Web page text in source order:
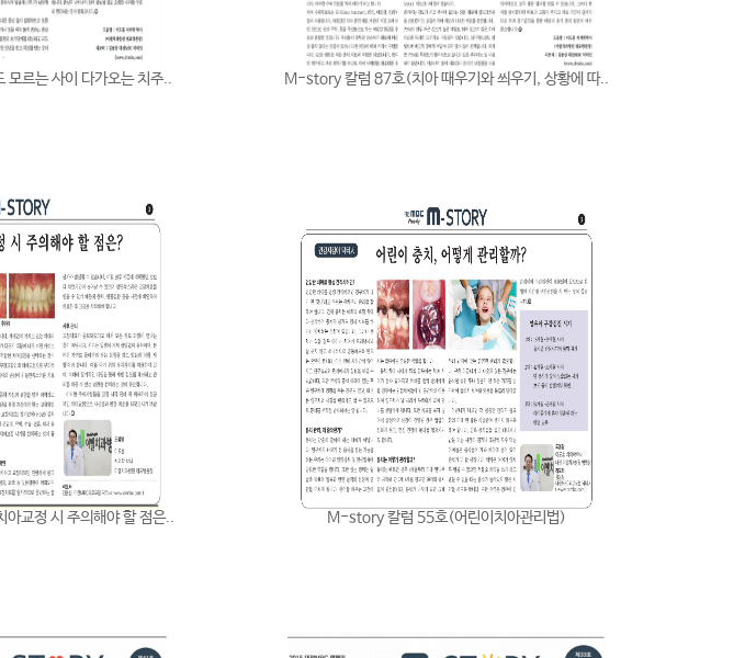
르는 사이 다가오는 치주.. M-story 칼럼 87호(치아 때우기와 씌우기, 상황에 따..
교정 시 주의해야 할 점은.. M-story 칼럼 55호(어린이치아관리법)